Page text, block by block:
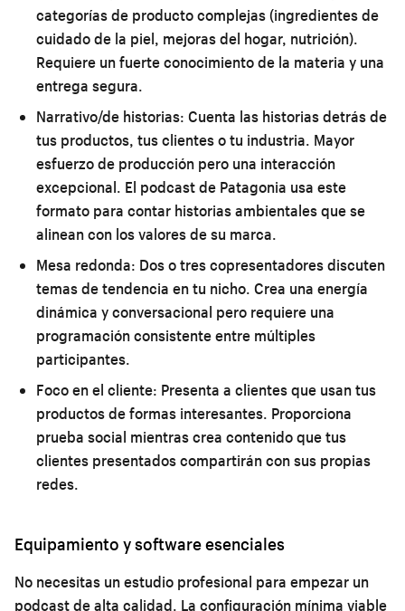
categorías de producto complejas (ingredientes de
cuidado de la piel, mejoras del hogar, nutrición).
Requiere un fuerte conocimiento de la materia y una
entrega segura.
Narrativo/de historias: Cuenta las historias detrás de
tus productos, tus clientes o tu industria. Mayor
esfuerzo de producción pero una interacción
excepcional. El podcast de Patagonia usa este
formato para contar historias ambientales que se
alinean con los valores de su marca.
Mesa redonda: Dos o tres copresentadores discuten
temas de tendencia en tu nicho. Crea una energía
dinámica y conversacional pero requiere una
programación consistente entre múltiples
participantes.
Foco en el cliente: Presenta a clientes que usan tus
productos de formas interesantes. Proporciona
prueba social mientras crea contenido que tus
clientes presentados compartirán con sus propias
redes.
Equipamiento y software esenciales
No necesitas un estudio profesional para empezar un
podcast de alta calidad. La configuración mínima viable